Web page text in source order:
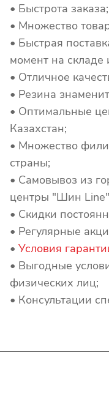
• Быстрота заказа;
• Множество
• Быстрая
момент на складе
• Отличное
• Резина
• Оптимальные
Казахстан;
• Множество
страны;
• Самовывоз из
центры "Шин
• Скидки
• Регулярные
• Условия
• Выгодные
физических лиц;
• Консультации